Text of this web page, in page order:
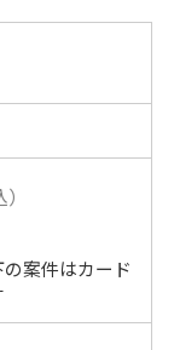
案件はカード